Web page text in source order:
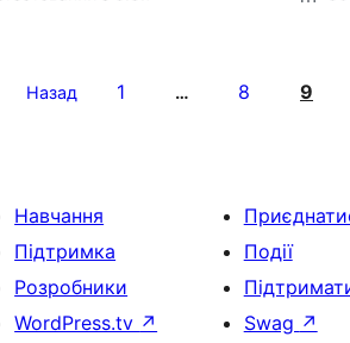
Назад 1 … 8 9
Навчання
Підтримка
Розробники
WordPress.tv ↗
Події
Swag ↗